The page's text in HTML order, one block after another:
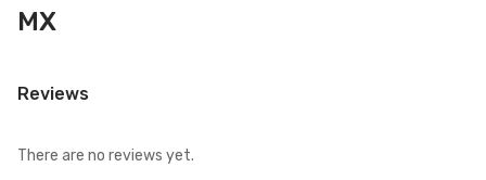
MX
Reviews
There are no reviews yet.